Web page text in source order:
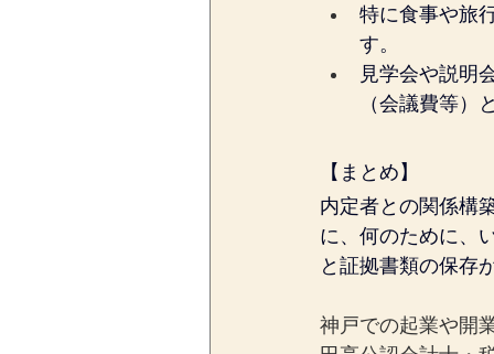
特に食事や旅
す。
見学会や説明
（会議費等）
【まとめ】
内定者との関係構
に、何のために、
と証拠書類の保存
神戸での起業や開